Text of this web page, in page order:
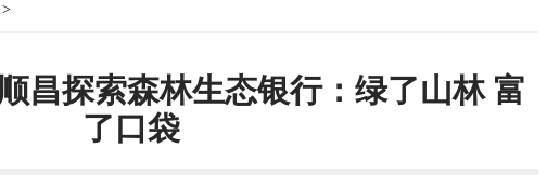
>
昌探索森林生态银行：绿了山林 富
了口袋